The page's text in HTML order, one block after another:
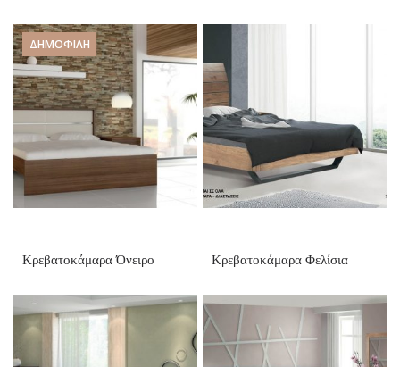
ΔΗΜΟΦΙΛΉ
Κρεβατοκάμαρα Όνειρο Κρεβατοκάμαρα Φελίσια